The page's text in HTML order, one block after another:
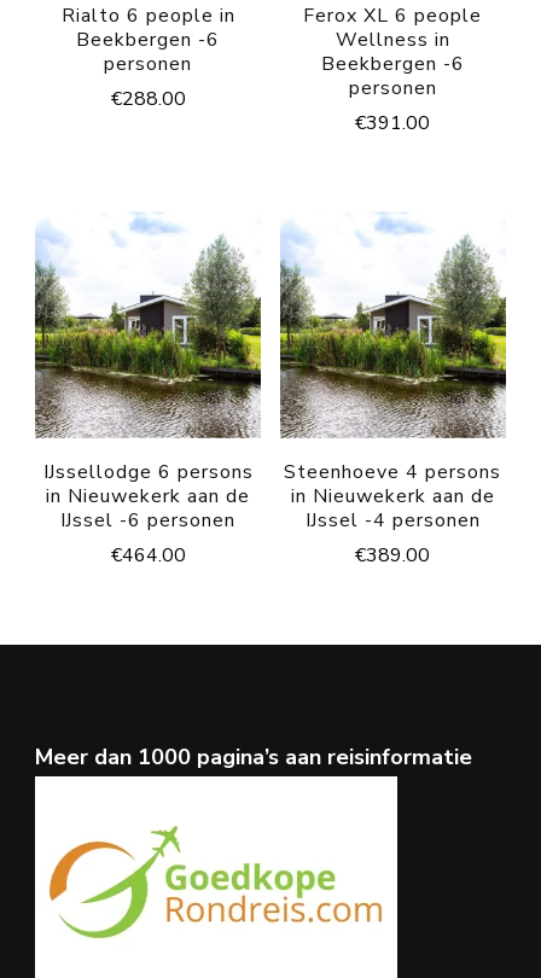
Rialto 6 people in
Beekbergen -6
personen
€288.00
Ferox XL 6 people
Wellness in
Beekbergen -6
personen
€391.00
IJssellodge 6 persons
in Nieuwekerk aan de
IJssel -6 personen
€464.00
Steenhoeve 4 persons
in Nieuwekerk aan de
IJssel -4 personen
€389.00
Meer dan 1000 pagina’s aan reisinformatie